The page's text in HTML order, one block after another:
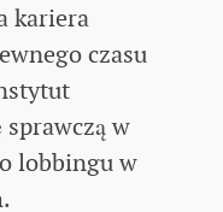
kariera
czasu
sprawczą w
lobbingu w